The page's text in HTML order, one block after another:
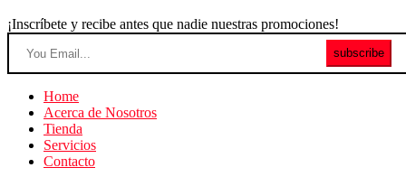
¡Inscríbete y recibe antes que nadie nuestras promociones!
subscribe
Home
Acerca de Nosotros
Tienda
Servicios
Contacto